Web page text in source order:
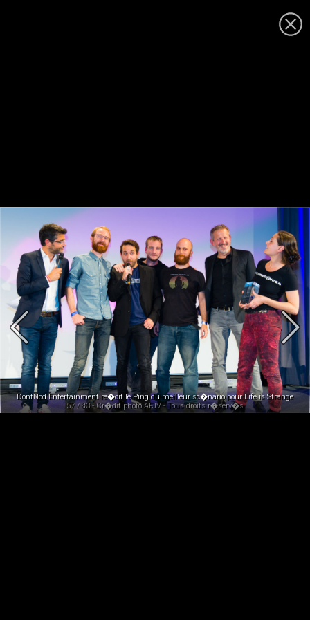
2015
DontNod Entertainment re�oit le Ping du meilleur sc�nario pour Life is Strange
57 / 83 - Cr�dit photo AFJV - Tous droits r�serv�s